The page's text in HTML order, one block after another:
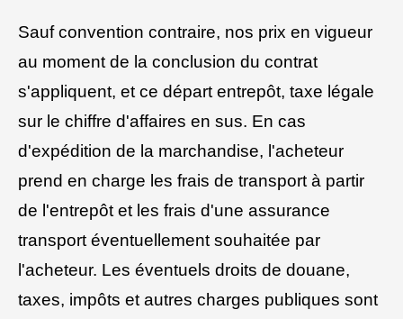
Sauf convention contraire, nos prix en vigueur
au moment de la conclusion du contrat
s'appliquent, et ce départ entrepôt, taxe légale
sur le chiffre d'affaires en sus. En cas
d'expédition de la marchandise, l'acheteur
prend en charge les frais de transport à partir
de l'entrepôt et les frais d'une assurance
transport éventuellement souhaitée par
l'acheteur. Les éventuels droits de douane,
taxes, impôts et autres charges publiques sont